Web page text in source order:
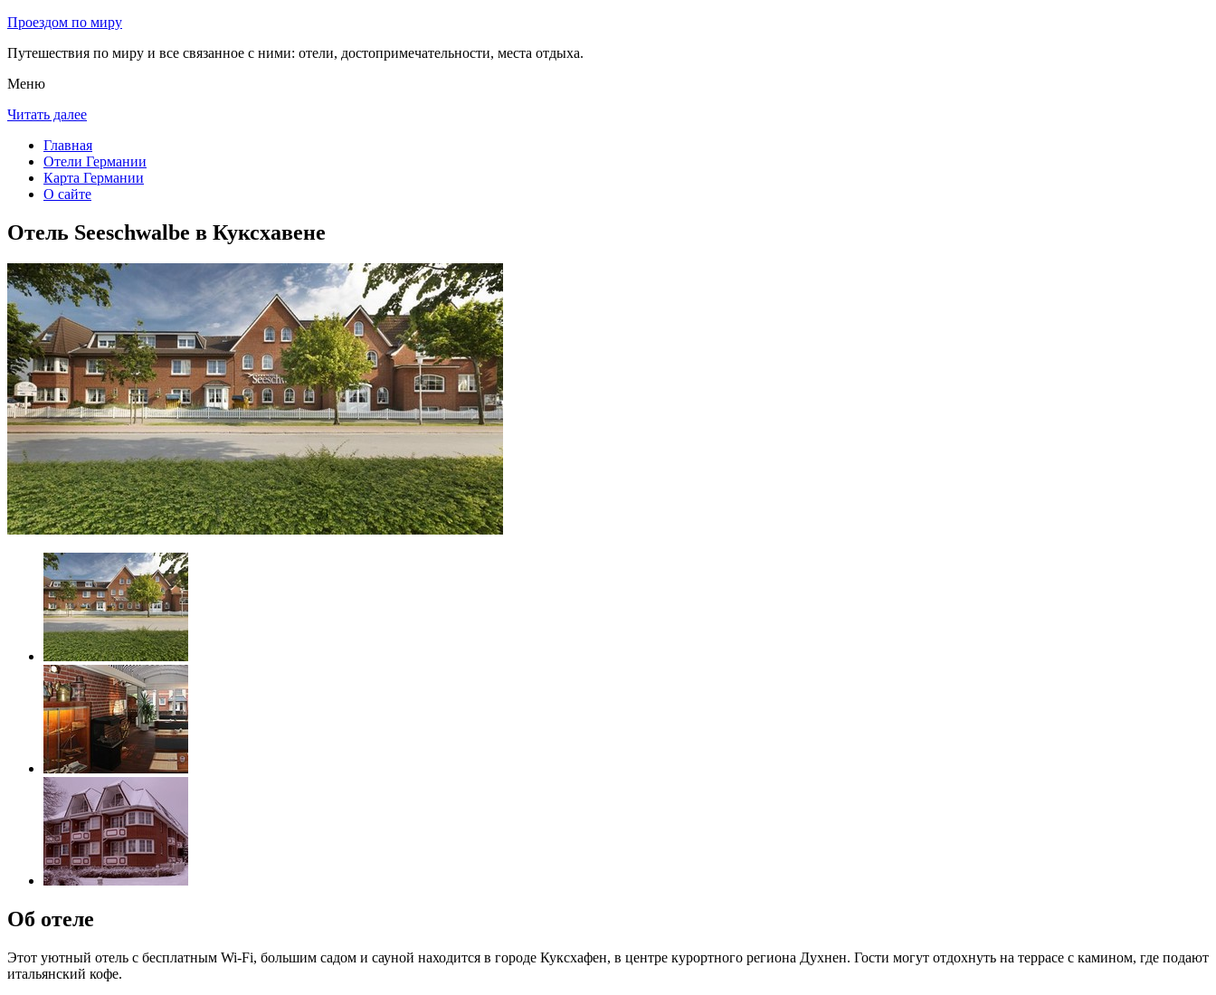
Проездом по миру
Путешествия по миру и все связанное с ними: отели, достопримечательности, места отдыха.
Меню
Читать далее
Главная
Отели Германии
Карта Германии
О сайте
Отель Seeschwalbe в Куксхавене
Об отеле
Этот уютный отель с бесплатным Wi-Fi, большим садом и сауной находится в городе Куксхафен, в центре курортного региона Духнен. Гости могут отдохнуть на террасе с камином, где подают
итальянский кофе.